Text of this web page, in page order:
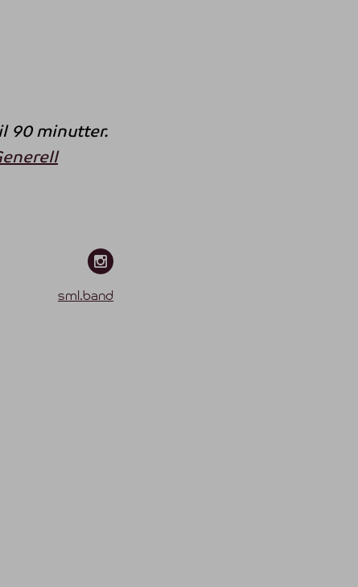
90 minutter.
sml.band